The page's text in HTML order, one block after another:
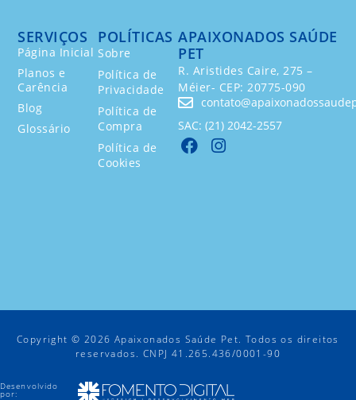
POLÍTICAS
Sobre
Política de
Privacidade
Política de
Compra
Política de
Cookies
SERVIÇOS
Página Inicial
Planos e
Carência
Blog
Glossário
APAIXONADOS SAÚDE
PET
R. Aristides Caire, 275 –
Méier- CEP: 20775-090
SAC: (21) 2042-2557
Copyright © 2026 Apaixonados Saúde Pet. Todos os direitos
reservados. CNPJ 41.265.436/0001-90
Desenvolvido
por: